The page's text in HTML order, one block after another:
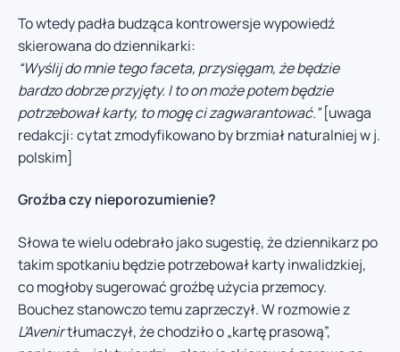
To wtedy padła budząca kontrowersje wypowiedź
skierowana do dziennikarki:
“Wyślij do mnie tego faceta, przysięgam, że będzie
bardzo dobrze przyjęty. I to on może potem będzie
potrzebował karty, to mogę ci zagwarantować.”[uwaga
redakcji: cytat zmodyfikowano by brzmiał naturalniej w j.
polskim]
Groźba czy nieporozumienie?
Słowa te wielu odebrało jako sugestię, że dziennikarz po
takim spotkaniu będzie potrzebował karty inwalidzkiej,
co mogłoby sugerować groźbę użycia przemocy.
Bouchez stanowczo temu zaprzeczył. W rozmowie z
L’Avenirtłumaczył, że chodziło o „kartę prasową”,